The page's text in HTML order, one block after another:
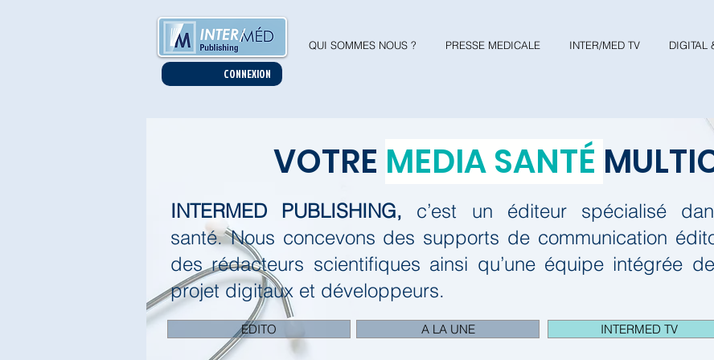
VOTRE MEDIA SANTÉ
INTERMED PUBLISHING,
c’est un éditeur spécialisé
santé.Nous concevons des supports de communication
des rédacteurs scientifiques ainsi qu’une équipe intégrée
projet digitaux et développeurs.
EDITO A LA UNE INTERMED TV
QUI SOMMES NOUS ? PRESSE MEDICALE INTER/MED TV DIGITAL
CONNEXION